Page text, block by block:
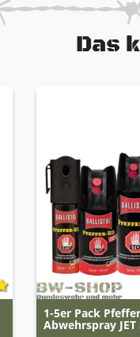
Das
1-5er Pack
Abwehrspray